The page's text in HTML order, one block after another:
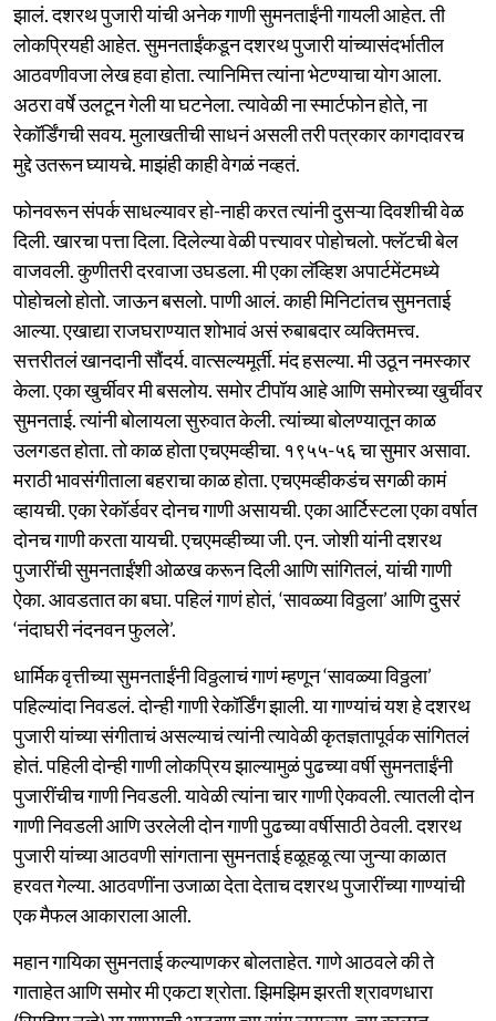
झालं. दशरथ पुजारी यांची अनेक गाणी सुमनताईंनी गायली आहेत. ती
लोकप्रियही आहेत. सुमनताईंकडून दशरथ पुजारी यांच्यासंदर्भातील
आठवणीवजा लेख हवा होता. त्यानिमित्त त्यांना भेटण्याचा योग आला.
अठरा वर्षे उलटून गेली या घटनेला. त्यावेळी ना स्मार्टफोन होते, ना
रेकॉर्डिंगची सवय. मुलाखतीची साधनं असली तरी पत्रकार कागदावरच
मुद्दे उतरून घ्यायचे. माझंही काही वेगळं नव्हतं.
फोनवरून संपर्क साधल्यावर हो-नाही करत त्यांनी दुसऱ्या दिवशीची वेळ
दिली. खारचा पत्ता दिला. दिलेल्या वेळी पत्त्यावर पोहोचलो. फ्लॅटची बेल
वाजवली. कुणीतरी दरवाजा उघडला. मी एका लॅव्हिश अपार्टमेंटमध्ये
पोहोचलो होतो. जाऊन बसलो. पाणी आलं. काही मिनिटांतच सुमनताई
आल्या. एखाद्या राजघराण्यात शोभावं असं रुबाबदार व्यक्तिमत्त्व.
सत्तरीतलं खानदानी सौंदर्य. वात्सल्यमूर्ती. मंद हसल्या. मी उठून नमस्कार
केला. एका खुर्चीवर मी बसलोय. समोर टीपॉय आहे आणि समोरच्या खुर्चीवर
सुमनताई. त्यांनी बोलायला सुरुवात केली. त्यांच्या बोलण्यातून काळ
उलगडत होता. तो काळ होता एचएमव्हीचा. १९५५-५६ चा सुमार असावा.
मराठी भावसंगीताला बहराचा काळ होता. एचएमव्हीकडंच सगळी कामं
व्हायची. एका रेकॉर्डवर दोनच गाणी असायची. एका आर्टिस्टला एका वर्षात
दोनच गाणी करता यायची. एचएमव्हीच्या जी. एन. जोशी यांनी दशरथ
पुजारींची सुमनताईंशी ओळख करून दिली आणि सांगितलं, यांची गाणी
ऐका. आवडतात का बघा. पहिलं गाणं होतं, ‘सावळ्या विठ्ठला’ आणि दुसरं
‘नंदाघरी नंदनवन फुलले’.
धार्मिक वृत्तीच्या सुमनताईंनी विठ्ठलाचं गाणं म्हणून ‘सावळ्या विठ्ठला’
पहिल्यांदा निवडलं. दोन्ही गाणी रेकॉर्डिंग झाली. या गाण्यांचं यश हे दशरथ
पुजारी यांच्या संगीताचं असल्याचं त्यांनी त्यावेळी कृतज्ञतापूर्वक सांगितलं
होतं. पहिली दोन्ही गाणी लोकप्रिय झाल्यामुळं पुढच्या वर्षी सुमनताईंनी
पुजारींचीच गाणी निवडली. यावेळी त्यांना चार गाणी ऐकवली. त्यातली दोन
गाणी निवडली आणि उरलेली दोन गाणी पुढच्या वर्षीसाठी ठेवली. दशरथ
पुजारी यांच्या आठवणी सांगताना सुमनताई हळूहळू त्या जुन्या काळात
हरवत गेल्या. आठवणींना उजाळा देता देताच दशरथ पुजारींच्या गाण्यांची
एक मैफल आकाराला आली.
महान गायिका सुमनताई कल्याणकर बोलताहेत. गाणे आठवले की ते
गाताहेत आणि समोर मी एकटा श्रोता. झिमझिम झरती श्रावणधारा